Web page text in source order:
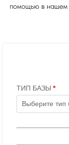
помощью в нашем